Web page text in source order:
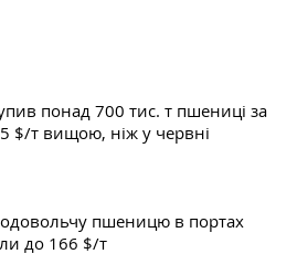
понад 700 тис. т пшениці за
$/т вищою, ніж у червні
пшеницю в портах
до 166 $/т